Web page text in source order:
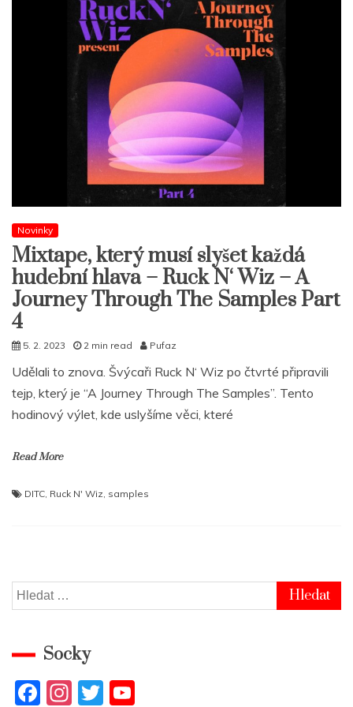
Novinky
Mixtape, který musí slyšet každá
hudební hlava – Ruck N‘ Wiz – A
Journey Through The Samples Part
4
5. 2. 2023 2 min read Pufaz
Udělali to znova. Švýcaři Ruck N‘ Wiz po čtvrté připravili
tejp, který je “A Journey Through The Samples”. Tento
hodinový výlet, kde uslyšíme věci, které
Read More
DITC Ruck N' Wiz samples
Vyhledávání
Socky
F
In T